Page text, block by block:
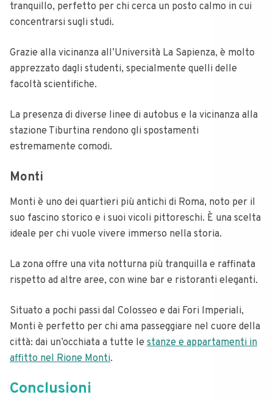
tranquillo, perfetto per chi cerca un posto calmo in cui
concentrarsi sugli studi.
Grazie alla vicinanza all’Università La Sapienza, è molto
apprezzato dagli studenti, specialmente quelli delle
facoltà scientifiche.
La presenza di diverse linee di autobus e la vicinanza alla
stazione Tiburtina rendono gli spostamenti
estremamente comodi.
Monti
Monti è uno dei quartieri più antichi di Roma, noto per il
suo fascino storico e i suoi vicoli pittoreschi. È una scelta
ideale per chi vuole vivere immerso nella storia.
La zona offre una vita notturna più tranquilla e raffinata
rispetto ad altre aree, con wine bar e ristoranti eleganti.
Situato a pochi passi dal Colosseo e dai Fori Imperiali,
Monti è perfetto per chi ama passeggiare nel cuore della
città: dai un’occhiata a tutte le stanze e appartamenti in
affitto nel Rione Monti.
Conclusioni